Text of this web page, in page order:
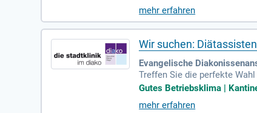
Wir bieten einen attraktiven
er 0821 3160 6380 oder per
mehr erfahren
Wir suchen:
Evangelische
Treffen Sie die perfekte
nhaltung der HACCP-
eit im Voll- oder
sumfeld sowie zahlreiche
Gutes Betriebsklima |
mehr erfahren